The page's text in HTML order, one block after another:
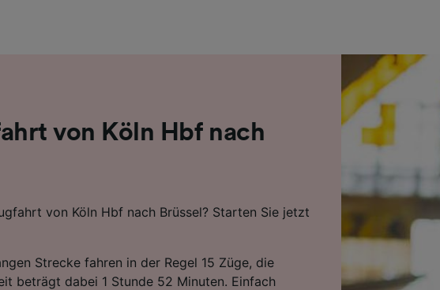
von Köln Hbf nach
von Köln Hbf nach Brüssel? Starten Sie jetzt
Strecke fahren in der Regel 15 Züge, die
beträgt dabei 1 Stunde 52 Minuten. Einfach